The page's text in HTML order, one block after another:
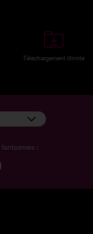
Téléchargement illimité
: